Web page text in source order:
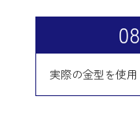
08
実際の金型を使